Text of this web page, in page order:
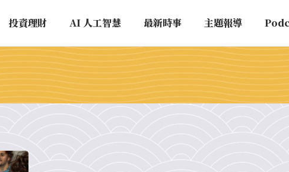
投資理財 AI 人工智慧 最新時事 主題報導